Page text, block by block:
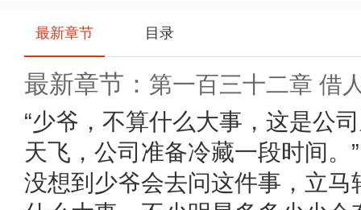
最新章节 目录
最新章节： 第一百三十二章 借
“少爷，不算什么大事，这是公
天飞，公司准备冷藏一段时间。
没想到少爷会去问这件事，立
分享 即得易币，快将本书一键 分享给小伙伴们吧